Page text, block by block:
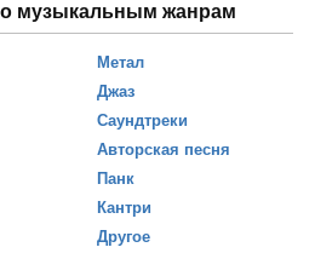
музыкальным жанрам
Метал
Джаз
Саундтреки
Авторская песня
Панк
Кантри
Другое